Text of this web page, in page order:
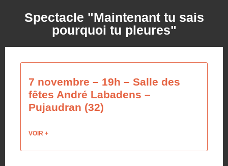
Spectacle "Maintenant tu sais
pourquoi tu pleures"
7 novembre – 19h – Salle des
fêtes André Labadens –
Pujaudran (32)
VOIR +